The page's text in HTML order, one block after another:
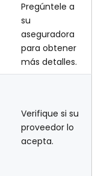
Pregúntele a
su
aseguradora
para obtener
más detalles.
Verifique si su
proveedor lo
acepta.